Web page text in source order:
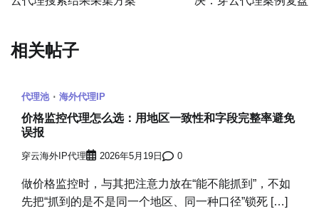
导
相关帖子
代理池 海外代理IP
价格监控代理怎么选：用地区一致性和字段完整率避免
误报
穿云海外IP代理 2026年5月19日 0
做价格监控时，与其把注意力放在“能不能抓到”，不如
先把“抓到的是不是同一个地区、同一种口径”锁死 […]